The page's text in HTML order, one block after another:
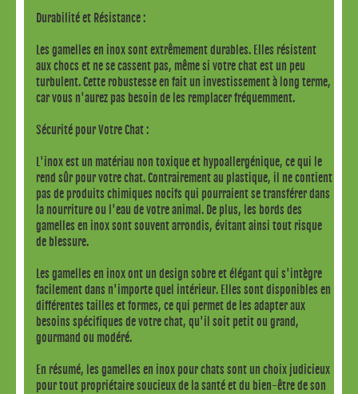
Durabilité et Résistance :
Les gamelles en inox sont extrêmement durables. Elles résistent
aux chocs et ne se cassent pas, même si votre chat est un peu
turbulent. Cette robustesse en fait un investissement à long terme,
car vous n'aurez pas besoin de les remplacer fréquemment.
Sécurité pour Votre Chat :
L'inox est un matériau non toxique et hypoallergénique, ce qui le
rend sûr pour votre chat. Contrairement au plastique, il ne contient
pas de produits chimiques nocifs qui pourraient se transférer dans
la nourriture ou l'eau de votre animal. De plus, les bords des
gamelles en inox sont souvent arrondis, évitant ainsi tout risque
de blessure.
Les gamelles en inox ont un design sobre et élégant qui s'intègre
facilement dans n'importe quel intérieur. Elles sont disponibles en
différentes tailles et formes, ce qui permet de les adapter aux
besoins spécifiques de votre chat, qu'il soit petit ou grand,
gourmand ou modéré.
En résumé, les gamelles en inox pour chats sont un choix judicieux
pour tout propriétaire soucieux de la santé et du bien-être de son